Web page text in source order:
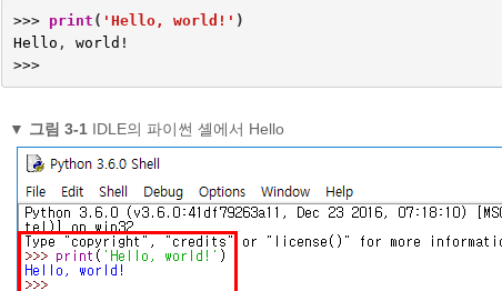
>>> print ( 'Hello, world!' )
Hello , world !
>>>
▼ 그림 3-1IDLE의 파이썬 셸에서 Hello